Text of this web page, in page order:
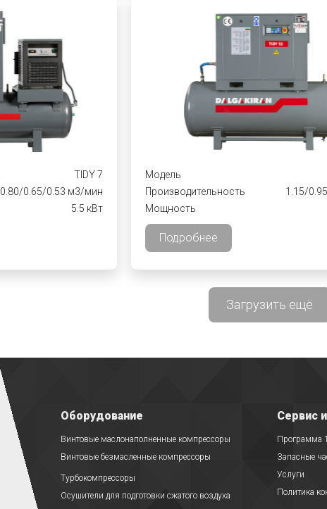
TIDY 7
0.80/0.65/0.53 м3/мин
5.5 кВт
Модель
Производительность
1.15/
Мощность
Подробнее
Загрузить ещё
Оборудование
Винтовые маслонаполненные компрессоры
Винтовые безмасленные компрессоры
Турбокомпрессоры
Осушители для подготовки сжатого воздуха
Сервис
Программа
Запасные
Услуги
Политика